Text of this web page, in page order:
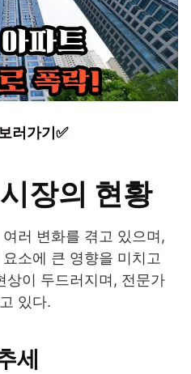
러가기✅
장의 현황
러 변화를 겪고 있으며,
소에 큰 영향을 미치고
상이 두드러지며, 전문가
있다.
세